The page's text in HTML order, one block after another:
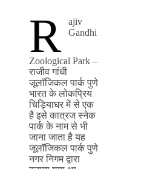
R
ajiv
Gandhi
Zoological Park –
राजीव गांधी
जूलॉजिकल पार्क पुणे
भारत के लोकप्रिय
चिड़ियाघर में से एक
है इसे कात्रज स्नेक
पार्क के नाम से भी
जाना जाता है यह
जूलॉजिकल पार्क पुणे
नगर निगम द्वारा